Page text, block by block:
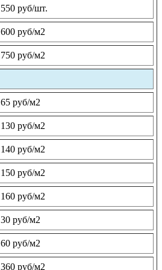
550 руб/шт.
600 руб/м2
750 руб/м2
65 руб/м2
130 руб/м2
140 руб/м2
150 руб/м2
160 руб/м2
30 руб/м2
60 руб/м2
360 руб/м2